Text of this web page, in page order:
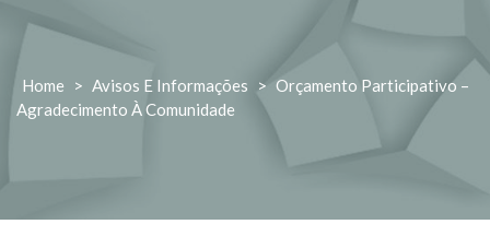
Home > Avisos E Informações > Orçamento Participativo –
Agradecimento À Comunidade